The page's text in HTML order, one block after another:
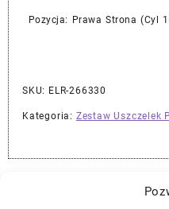
Pozycja: Prawa Strona (Cyl
SKU: ELR-266330
Kategoria: Zestaw Uszczelek
Najlepszej Jakości Części